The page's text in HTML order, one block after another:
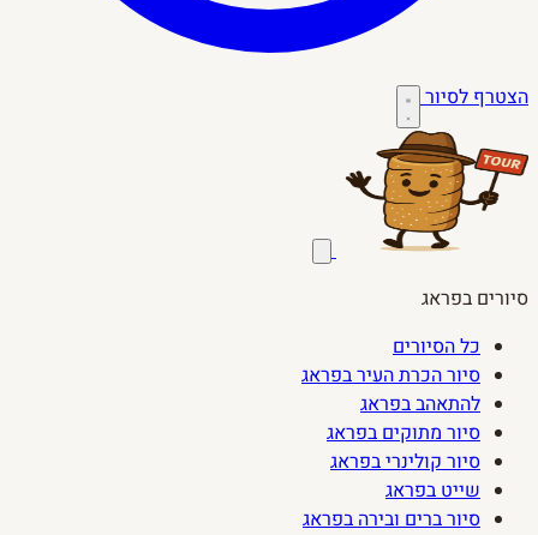
הצטרף לסיור
סיורים בפראג
כל הסיורים
סיור הכרת העיר בפראג
להתאהב בפראג
סיור מתוקים בפראג
סיור קולינרי בפראג
שייט בפראג
סיור ברים ובירה בפראג